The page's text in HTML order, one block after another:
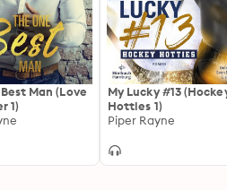
Man (Love
1)
My Lucky #13
Hotties 1)
Piper Rayne